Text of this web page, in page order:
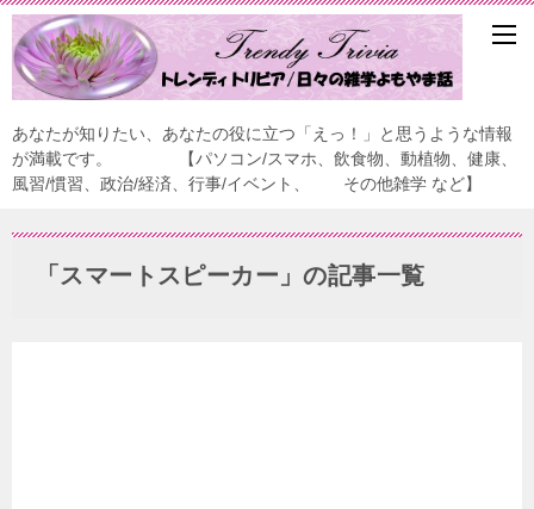
あなたが知りたい、あなたの役に立つ「えっ！」と思うような情報
が満載です。 【パソコン/スマホ、飲食物、動植物、健康、
風習/慣習、政治/経済、行事/イベント、 その他雑学 など】
「スマートスピーカー」の記事一覧